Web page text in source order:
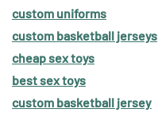
custom uniforms
custom basketball jerseys
cheap sex toys
best sex toys
custom basketball jersey